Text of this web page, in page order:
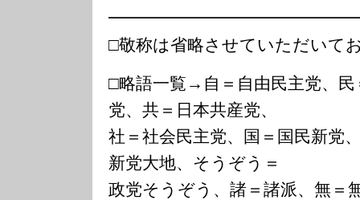
□敬称は省略させていただいて
□略語一覧→自＝自由民主党、民
党、共＝日本共産党、
社＝社会民主党、国＝国民新党
新党大地、そうぞう＝
政党そうぞう、諸＝諸派、無＝